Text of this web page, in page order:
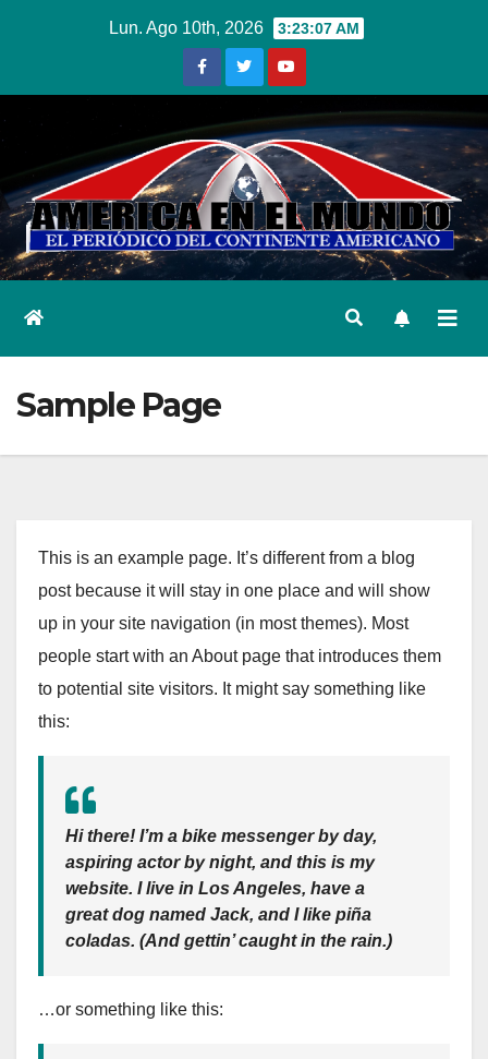
Lun. Ago 10th, 2026 3:23:08 AM
Sample Page
This is an example page. It’s different from a blog
post because it will stay in one place and will show
up in your site navigation (in most themes). Most
people start with an About page that introduces them
to potential site visitors. It might say something like
this:
Hi there! I’m a bike messenger by day,
aspiring actor by night, and this is my
website. I live in Los Angeles, have a
great dog named Jack, and I like piña
coladas. (And gettin’ caught in the rain.)
…or something like this: